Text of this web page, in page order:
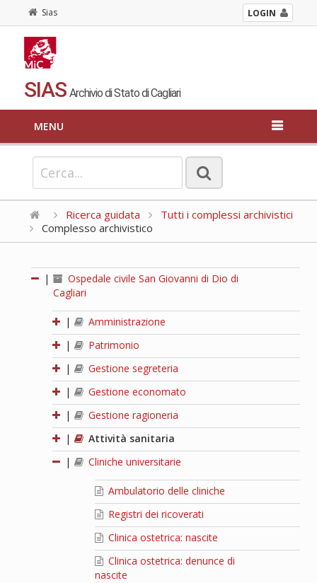
Sias LOGIN
SIAS Archivio di Stato di Cagliari
MENU
Ricerca guidata
Tutti i complessi archivistici
Complesso archivistico
|
Ospedale civile San Giovanni di Dio di
Cagliari
|
Amministrazione
|
Patrimonio
|
Gestione segreteria
|
Gestione economato
|
Gestione ragioneria
|
Attività sanitaria
|
Cliniche universitarie
Ambulatorio delle cliniche
Registri dei ricoverati
Clinica ostetrica: nascite
Clinica ostetrica: denunce di
nascite